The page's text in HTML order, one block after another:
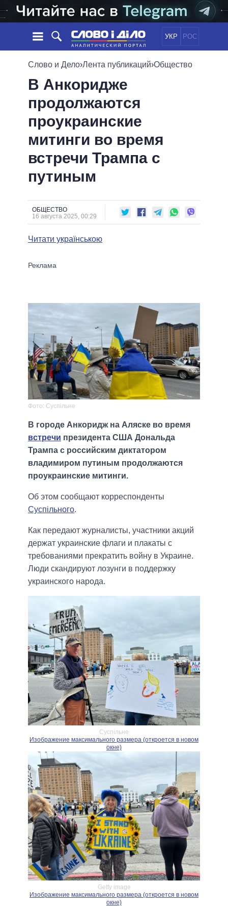
УКР РОС
НОВОСТИ
ЛЕНТА
СОБЫТИЯ
СТАТЬИ
МНЕНИЯ
ОБЗОРЫ
ДАЙДЖЕСТЫ
ПОЛИТИКА
ЭКОНОМИКА
ОБЩЕСТВО
ОБЕЩАНИЯ
ПОЛИТИКИ
ВСЕ ПОЛИТИКИ
ПРЕЗИДЕНТ И ОФИС
ВЕРХОВНАЯ РАДА
КАБИНЕТ МИНИСТРОВ
МЭРЫ
ВСЕ ПЕРСОНЫ
ВИДЕО
ПОДДЕРЖАТЬ
СРАВНЕНИЕ ПОЛИТИКОВ
Слово и Дело›Лента публикаций›Общество
В Анкоридже
продолжаются
проукраинские
митинги во время
встречи Трампа с
путиным
ОБЩЕСТВО
16 августа 2025, 00:29
Читати українською
Фото: Суспiльне
В городе Анкоридж на Аляске во время
встречи президента США Дональда
Трампа с российским диктатором
владимиром путиным продолжаются
проукраинские митинги.
Об этом сообщают корреспонденты
Суспiльного.
Как передают журналисты, участники акций
держат украинские флаги и плакаты с
требованиями прекратить войну в Украине.
Люди скандируют лозунги в поддержку
украинского народа.
Суспiльне
Изображение максимального размера (откроется в новом
окне)
Getty image
Изображение максимального размера (откроется в новом
окне)